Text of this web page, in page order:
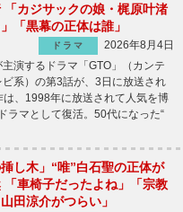
「カジサックの娘・梶原叶渚
「黒幕の正体は誰」
ドラマ
2026年8月4日
演するドラマ「GTO」（カンテ
ビ系）の第3話が、3日に放送され
、1998年に放送されて人気を博
ラマとして復活。50代になった“
挿し木」“唯”白石聖の正体が
「車椅子だったよね」「宗教
田涼介がつらい」